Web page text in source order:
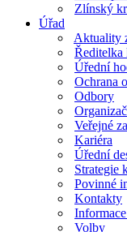
Zlínský
Úřad
Aktuality
Ředitelka
Úřední
Ochrana
Odbory
Veřejné
Kariéra
Úřední
Strategie
Povinné
Kontakty
Volby